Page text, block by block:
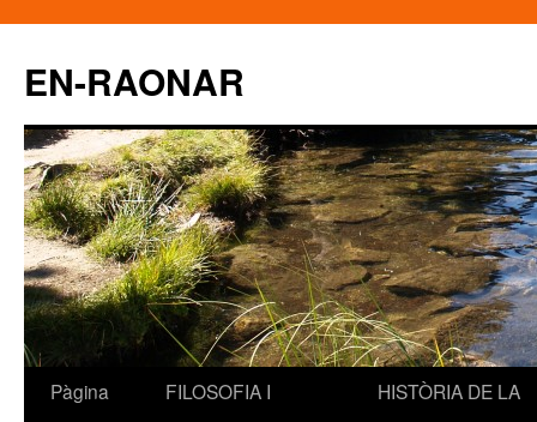
EN-RAONAR
Vés
Pàgina
FILOSOFIA I
HISTÒRIA DE LA